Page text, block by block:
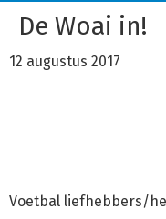
De Woai in!
12 augustus 2017
Voetbal liefhebbers/